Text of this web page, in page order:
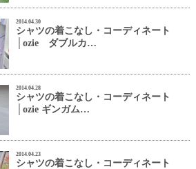
2014.04.30
シャツの着こなし・コーディネート
│ozie ダブルカ…
2014.04.28
シャツの着こなし・コーディネート
│ozie ギンガム…
2014.04.23
シャツの着こなし・コーディネート